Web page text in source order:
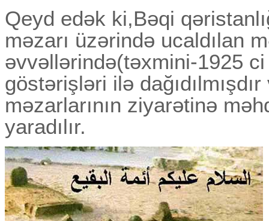
Qeyd edək ki,Bəqi
məzarı üzərində ucaldılan
əvvəllərində(təxmini-1925
göstərişləri ilə
məzarlarının ziyarətinə
yaradılır.